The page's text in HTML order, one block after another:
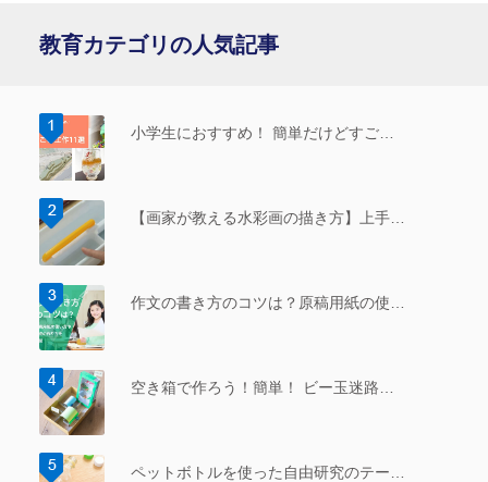
教育カテゴリの人気記事
小学生におすすめ！ 簡単だけどすご…
【画家が教える水彩画の描き方】上手…
作文の書き方のコツは？原稿用紙の使…
空き箱で作ろう！簡単！ ビー玉迷路…
ペットボトルを使った自由研究のテー…